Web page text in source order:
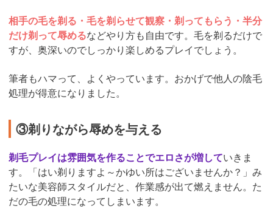
相手の毛を剃る・毛を剃らせて観察・剃ってもらう・半分
だけ剃って辱めるなどやり方も自由です。毛を剃るだけで
すが、奥深いのでしっかり楽しめるプレイでしょう。
筆者もハマって、よくやっています。おかげで他人の陰毛
処理が得意になりました。
③剃りながら辱めを与える
剃毛プレイは雰囲気を作ることでエロさが増していきま
す。「はい剃りますよ～かゆい所はございませんか？」み
たいな美容師スタイルだと、作業感が出て燃えません。た
だの毛の処理になってしまいます。